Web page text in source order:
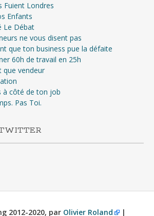
Fuient Londres
Enfants
Le Débat
ne vous disent pas
que ton business pue la défaite
60h de travail en 25h
que vendeur
à côté de ton job
Pas Toi.
2012-2020, par Olivier Roland |